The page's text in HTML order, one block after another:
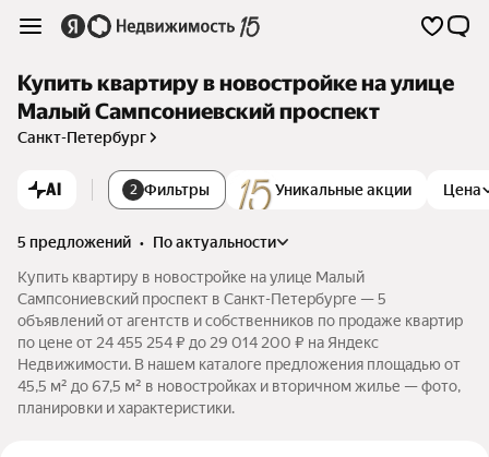
Купить квартиру в новостройке на улице
Малый Сампсониевский проспект
Санкт-Петербург
AI 2 Фильтры Уникальные акции Цена
5 предложений •
по актуальности
Купить квартиру в новостройке на улице Малый
Сампсониевский проспект в Санкт-Петербурге — 5
объявлений от агентств и собственников по продаже квартир
по цене от 24 455 254 ₽ до 29 014 200 ₽ на Яндекс
Недвижимости. В нашем каталоге предложения площадью от
45,5 м² до 67,5 м² в новостройках и вторичном жилье — фото,
планировки и характеристики.